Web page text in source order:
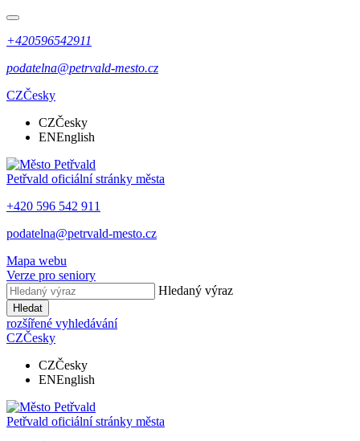
+420596542911
podatelna@petrvald-mesto.cz
CZČesky
CZČesky
ENEnglish
Petřvald oficiální stránky města
+420 596 542 911
podatelna@petrvald-mesto.cz
Mapa webu
Verze pro seniory
Hledaný výraz
Hledat
rozšířené vyhledávání
CZČesky
CZČesky
ENEnglish
Petřvald oficiální stránky města